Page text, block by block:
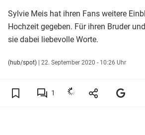
Sylvie Meis hat ihren Fans weitere
Hochzeit gegeben. Für ihren Bruder
sie dabei liebevolle Worte.
(hub/spot) | 22. September 2020 - 10:26 Uhr
1